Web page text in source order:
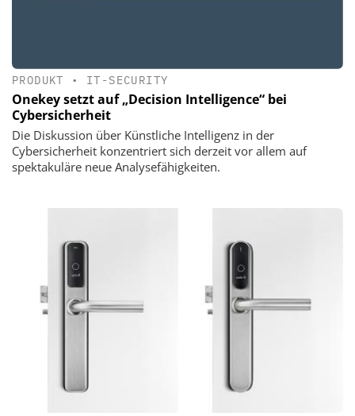
PRODUKT • IT-SECURITY
Onekey setzt auf „Decision Intelligence“ bei
Cybersicherheit
Die Diskussion über Künstliche Intelligenz in der
Cybersicherheit konzentriert sich derzeit vor allem auf
spektakuläre neue Analysefähigkeiten.